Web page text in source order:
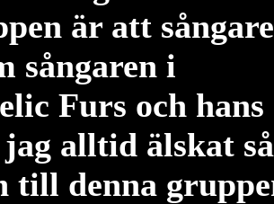
är att
sångaren i
Furs och hans
alltid älskat så
till denna